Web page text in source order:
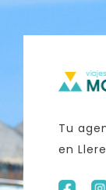
Tu
en